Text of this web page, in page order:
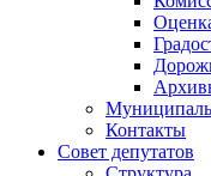
Контакты
Совет депутатов